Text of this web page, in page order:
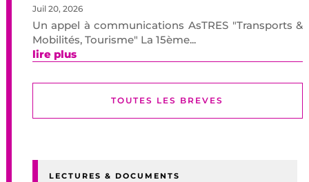
Juil 20, 2026
Un appel à communications AsTRES "Transports &
Mobilités, Tourisme" La 15ème...
lire plus
TOUTES LES BREVES
LECTURES & DOCUMENTS